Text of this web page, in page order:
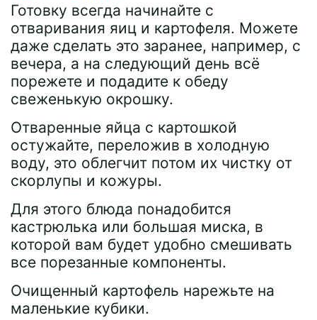
Готовку всегда начинайте с
отваривания яиц и картофеля. Можете
даже сделать это заранее, например, с
вечера, а на следующий день всё
порежете и подадите к обеду
свеженькую окрошку.
Отваренные яйца с картошкой
остужайте, переложив в холодную
воду, это облегчит потом их чистку от
скорлупы и кожуры.
Для этого блюда понадобится
кастрюлька или большая миска, в
которой вам будет удобно смешивать
все порезанные компоненты.
Очищенный картофель нарежьте на
маленькие кубики.